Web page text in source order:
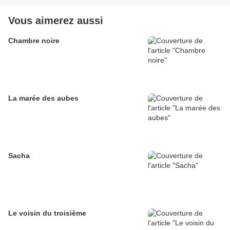
Vous aimerez aussi
Chambre noire
La marée des aubes
Sacha
Le voisin du troisième